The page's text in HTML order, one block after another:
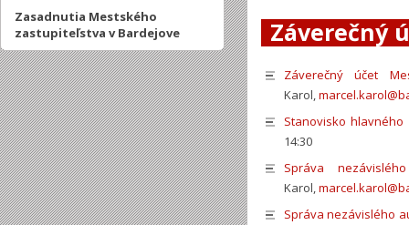
Zasadnutia Mestského
zastupiteľstva v Bardejove
Záverečný
Záverečný účet
Karol,
Stanovisko
14:30
Správa
Karol,
Správa nezávislého